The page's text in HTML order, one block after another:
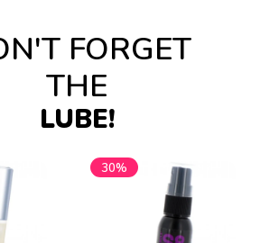
FORGET
THE
LUBE!
30%